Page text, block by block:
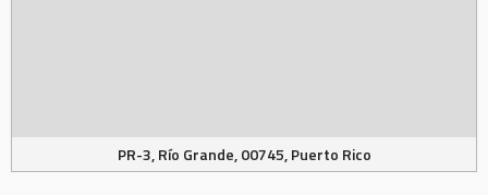
PR-3, Río Grande, 00745, Puerto Rico